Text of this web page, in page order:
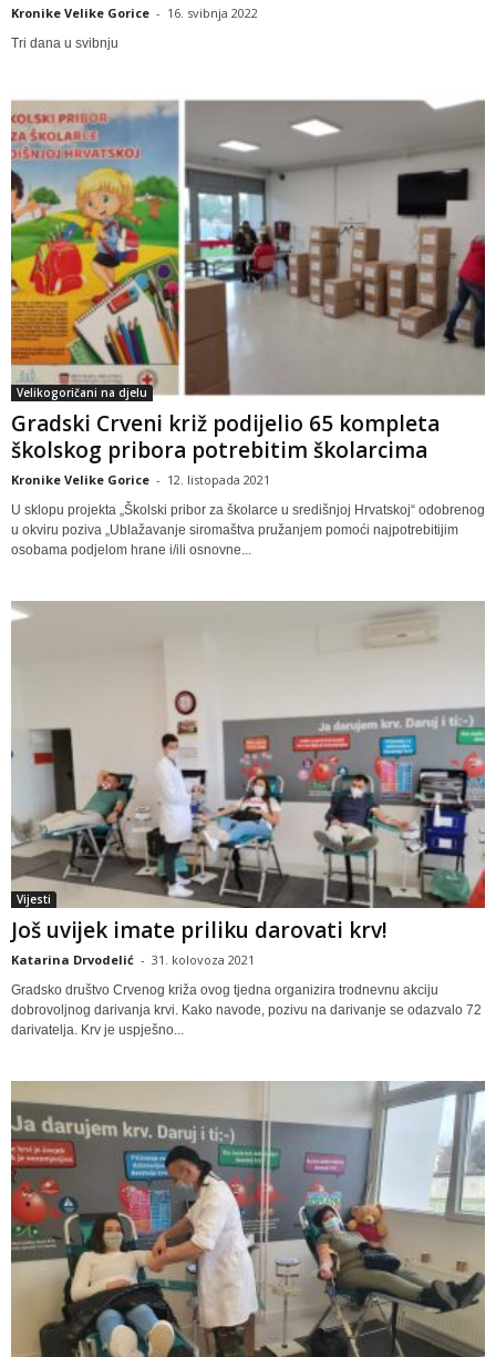
Kronike Velike Gorice - 16. svibnja 2022
Tri dana u svibnju
Velikogoričani na djelu
Gradski Crveni križ podijelio 65 kompleta
školskog pribora potrebitim školarcima
Kronike Velike Gorice - 12. listopada 2021
U sklopu projekta „Školski pribor za školarce u središnjoj Hrvatskoj“ odobrenog
u okviru poziva „Ublažavanje siromaštva pružanjem pomoći najpotrebitijim
osobama podjelom hrane i/ili osnovne...
Vijesti
Još uvijek imate priliku darovati krv!
Katarina Drvodelić - 31. kolovoza 2021
Gradsko društvo Crvenog križa ovog tjedna organizira trodnevnu akciju
dobrovoljnog darivanja krvi. Kako navode, pozivu na darivanje se odazvalo 72
darivatelja. Krv je uspješno...